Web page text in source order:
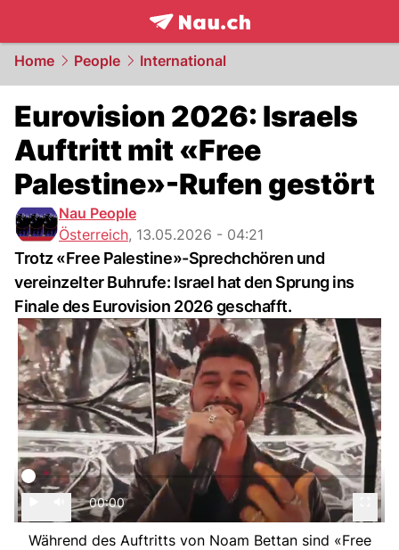
frontpage.NAU.ch
Home People International
Eurovision 2026: Israels
Auftritt mit «Free
Palestine»-Rufen gestört
Nau People
Österreich, 13.05.2026 - 04:21
Trotz «Free Palestine»-Sprechchören und
vereinzelter Buhrufe: Israel hat den Sprung ins
Finale des Eurovision 2026 geschafft.
00:00
Während des Auftritts von Noam Bettan sind «Free